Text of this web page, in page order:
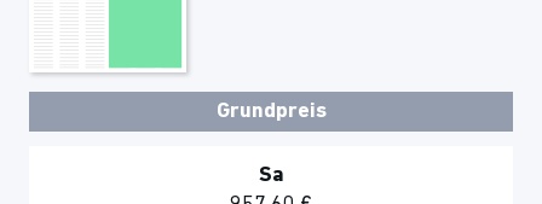
Grundpreis
Sa